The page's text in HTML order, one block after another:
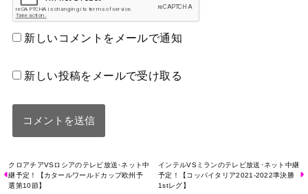
新しいコメントをメールで通知
新しい投稿をメールで受け取る
クロアチアVSロシアのテレビ放送･ネット中
継予定！【カタールワールドカップ欧州予
選第10節】
インテルVSミランのテレビ放送･ネット中継
予定！【コッパイタリア2021-2022準決勝
1stレグ】